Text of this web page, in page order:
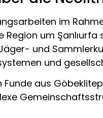
im
um
und
und
aus